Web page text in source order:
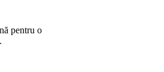
pentru o